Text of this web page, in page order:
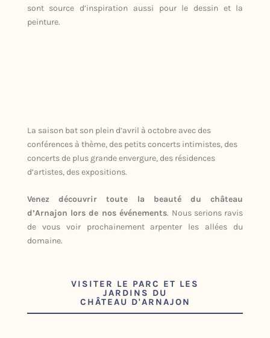
sont source d’inspiration aussi pour le dessin et la
peinture.
La saison bat son plein d’avril à octobre avec des
conférences à thème, des petits concerts intimistes, des
concerts de plus grande envergure, des résidences
d’artistes, des expositions.
Venez découvrir toute la beauté du château
d’Arnajon lors de nos événements. Nous serions ravis
de vous voir prochainement arpenter les allées du
domaine.
VISITER LE PARC ET LES
JARDINS DU
CHÂTEAU D'ARNAJON